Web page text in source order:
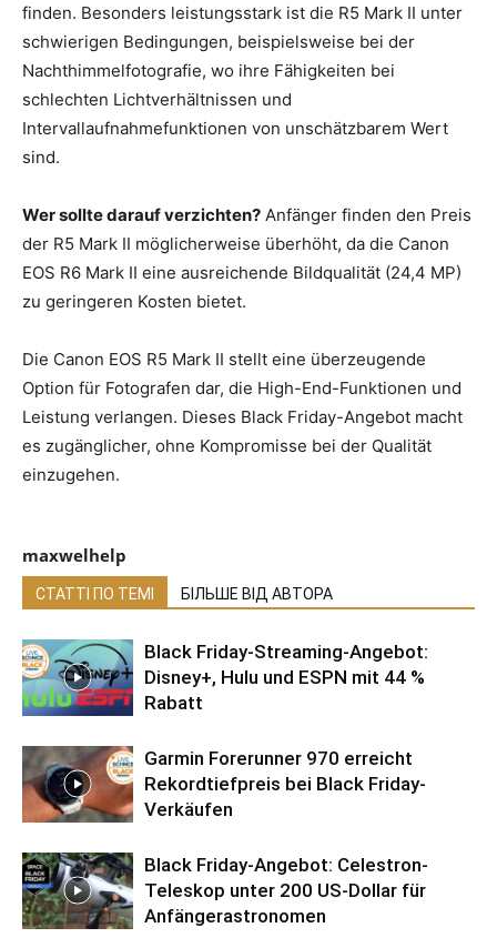
finden. Besonders leistungsstark ist die R5 Mark II unter
schwierigen Bedingungen, beispielsweise bei der
Nachthimmelfotografie, wo ihre Fähigkeiten bei
schlechten Lichtverhältnissen und
Intervallaufnahmefunktionen von unschätzbarem Wert
sind.
Wer sollte darauf verzichten? Anfänger finden den Preis
der R5 Mark II möglicherweise überhöht, da die Canon
EOS R6 Mark II eine ausreichende Bildqualität (24,4 MP)
zu geringeren Kosten bietet.
Die Canon EOS R5 Mark II stellt eine überzeugende
Option für Fotografen dar, die High-End-Funktionen und
Leistung verlangen. Dieses Black Friday-Angebot macht
es zugänglicher, ohne Kompromisse bei der Qualität
einzugehen.
maxwelhelp
СТАТТІ ПО ТЕМІ БІЛЬШЕ ВІД АВТОРА
Black Friday-Streaming-Angebot:
Disney+, Hulu und ESPN mit 44 %
Rabatt
Garmin Forerunner 970 erreicht
Rekordtiefpreis bei Black Friday-
Verkäufen
Black Friday-Angebot: Celestron-
Teleskop unter 200 US-Dollar für
Anfängerastronomen